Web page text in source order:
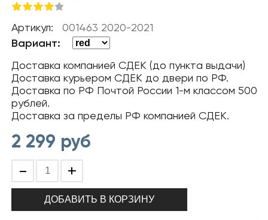
Артикул: 001463 2020-2021
Вариант:
Доставка компанией СДЕК (до пункта выдачи)
Доставка курьером СДЕК до двери по РФ.
Доставка по РФ Почтой России 1-м классом 500
рублей.
Доставка за пределы РФ компанией СДЕК.
2 299 руб
- +